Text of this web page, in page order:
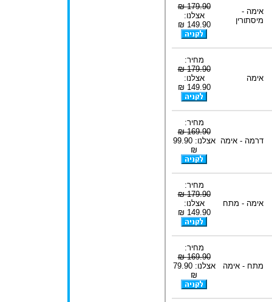
אימה -
מיסתורין
179.90 ₪
אצלנו:
149.90 ₪
אימה
מחיר:
179.90 ₪
אצלנו:
149.90 ₪
דרמה - אימה
מחיר:
169.90 ₪
אצלנו: 99.90
₪
אימה - מתח
מחיר:
179.90 ₪
אצלנו:
149.90 ₪
מתח - אימה
מחיר:
169.90 ₪
אצלנו: 79.90
₪